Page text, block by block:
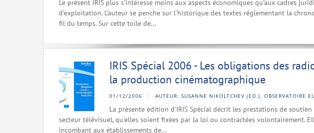
Le présent IRIS plus s'intéresse moins aux aspects économiques qu'aux cadres
d'exploitation. L'auteur se penche sur l'historique des textes réglementant la
fil du temps. Sur cette toile de...
IRIS Spécial 2006 - Les obligations des
la production cinématographique
01/12/2006 AUTEUR: SUSANNE NIKOLTCHEV (ED.), OBSERVATOIRE
La présente édition d'IRIS Spécial décrit les prestations de
secteur télévisuel, qu'elles soient fixées par la loi ou contractées volontairement.
incombant aux établissements de...